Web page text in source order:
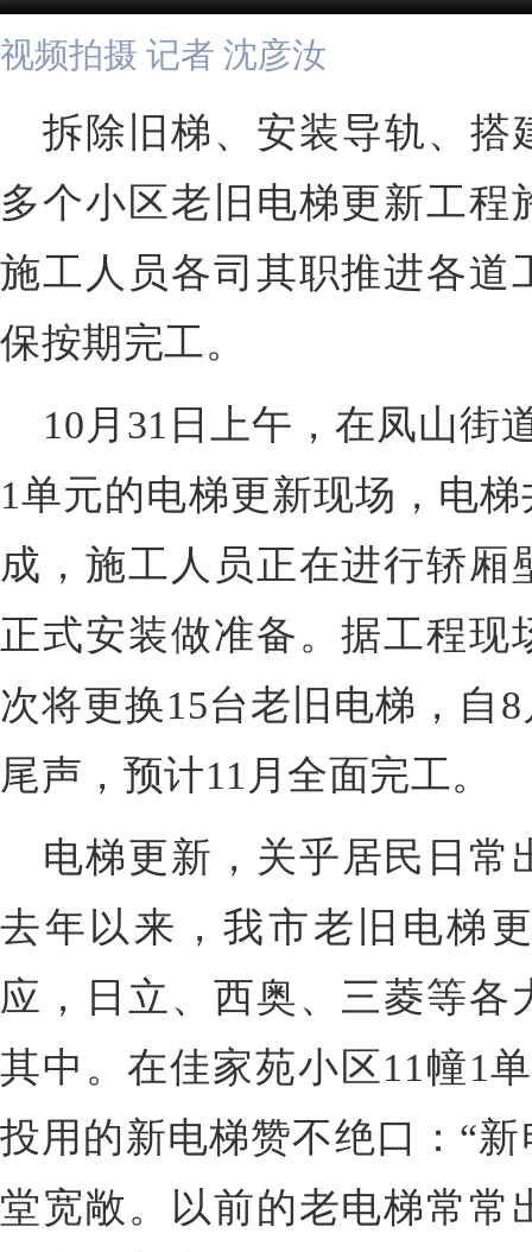
视频拍摄 记者 沈彦汝
拆除旧梯、安装导轨、
多个小区老旧电梯更新工程
施工人员各司其职推进各道
保按期完工。
10月31日上午，在凤山街
1单元的电梯更新现场，电
成，施工人员正在进行轿
正式安装做准备。据工程现
次将更换15台老旧电梯，自
尾声，预计11月全面完工。
电梯更新，关乎居民日常
去年以来，我市老旧电梯
应，日立、西奥、三菱等各
其中。在佳家苑小区11幢1
投用的新电梯赞不绝口：“
堂宽敞。以前的老电梯常常